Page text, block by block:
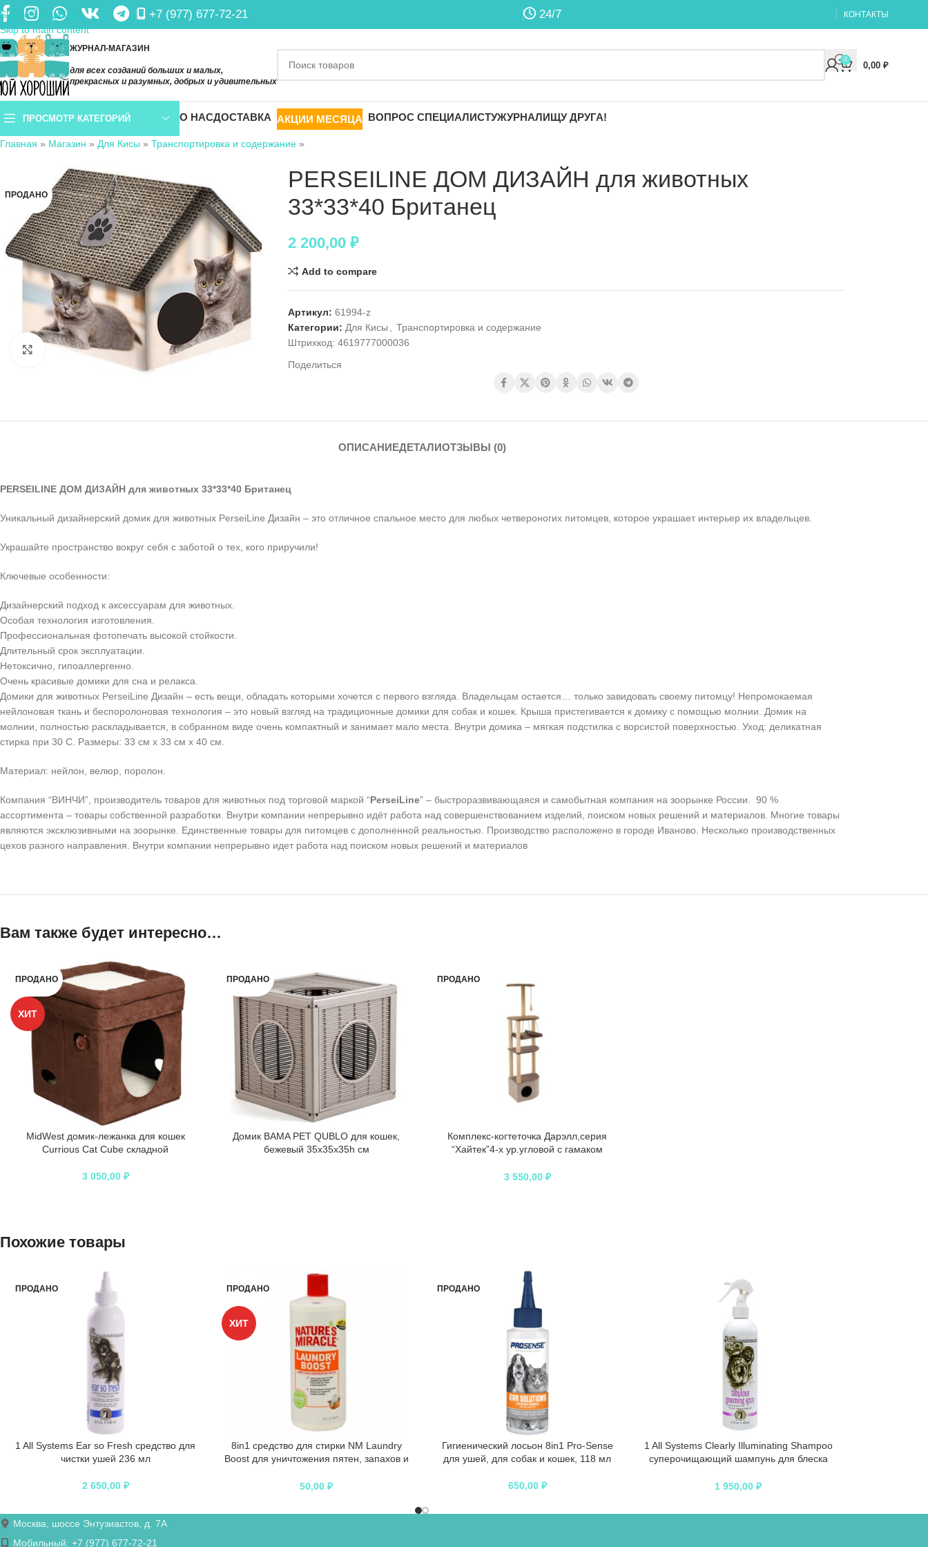
Skip to navigation
Skip to main content
+7 (977) 677-72-21 24/7 КОНТАКТЫ
ЖУРНАЛ-МАГАЗИН
для всех созданий больших и малых,
прекрасных и разумных, добрых и удивительных
0
0,00 ₽
ПРОСМОТР КАТЕГОРИЙ О НАСДОСТАВКА АКЦИИ МЕСЯЦА ВОПРОС СПЕЦИАЛИСТУЖУРНАЛИЩУ ДРУГА!
Главная » Магазин » Для Кисы » Транспортировка и содержание »
ПРОДАНО
Нажмите, чтобы увеличить
PERSEILINE ДОМ ДИЗАЙН для животных
33*33*40 Британец
2 200,00₽
Add to compare
Артикул:61994-z
Категории: Для Кисы
Транспортировка и содержание
Штрихкод:4619777000036
Поделиться
ОПИСАНИЕДЕТАЛИОТЗЫВЫ (0)
PERSEILINE ДОМ ДИЗАЙН для животных 33*33*40 Британец
Уникальный дизайнерский домик для животных PerseiLine Дизайн – это отличное спальное место для любых четвероногих питомцев, которое украшает интерьер их владельцев.
Украшайте пространство вокруг себя с заботой о тех, кого приручили!
Ключевые особенности:
Дизайнерский подход к аксессуарам для животных.
Особая технология изготовления.
Профессиональная фотопечать высокой стойкости.
Длительный срок эксплуатации.
Нетоксично, гипоаллергенно.
Очень красивые домики для сна и релакса.
Домики для животных PerseiLine Дизайн – есть вещи, обладать которыми хочется с первого взгляда. Владельцам остается… только завидовать своему питомцу! Непромокаемая
нейлоновая ткань и беспоролоновая технология – это новый взгляд на традиционные домики для собак и кошек. Крыша пристегивается к домику с помощью молнии. Домик на
молнии, полностью раскладывается, в собранном виде очень компактный и занимает мало места. Внутри домика – мягкая подстилка с ворсистой поверхностью. Уход: деликатная
стирка при 30 С. Размеры: 33 см х 33 см х 40 см.
Материал: нейлон, велюр, поролон.
Компания “ВИНЧИ”, производитель товаров для животных под торговой маркой “PerseiLine” – быстроразвивающаяся и самобытная компания на зоорынке России. 90 %
ассортимента – товары собственной разработки. Внутри компании непрерывно идёт работа над совершенствованием изделий, поиском новых решений и материалов. Многие товары
являются эксклюзивными на зоорынке. Единственные товары для питомцев с дополненной реальностью. Производство расположено в городе Иваново. Несколько производственных
цехов разного направления. Внутри компании непрерывно идет работа над поиском новых решений и материалов
Вам также будет интересно…
ПРОДАНО
ХИТ
MidWest домик-лежанка для кошек
Currious Cat Cube складной
3 050,00 ₽
ПРОДАНО
Домик BAMA PET QUBLO для кошек,
бежевый 35x35x35h см
ПРОДАНО
Комплекс-когтеточка Дарэлл,серия
“Хайтек”4-х ур.угловой с гамаком
3 550,00 ₽
Похожие товары
ПРОДАНО
1 All Systems Ear so Fresh средство для
чистки ушей 236 мл
2 650,00 ₽
ПРОДАНО
ХИТ
8in1 средство для стирки NM Laundry
Boost для уничтожения пятен, запахов и
50,00₽
ПРОДАНО
Гигиенический лосьон 8in1 Pro-Sense
для ушей, для собак и кошек, 118 мл
650,00 ₽
1 All Systems Clearly Illuminating Shampoo
суперочищающий шампунь для блеска
1 950,00₽
Москва, шоссе Энтузиастов, д. 7А
Мобильный: +7 (977) 677-72-21